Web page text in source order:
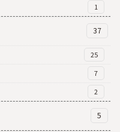
1
37
25
7
2
5